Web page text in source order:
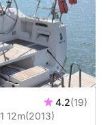
4.2(19)
12m(2013)